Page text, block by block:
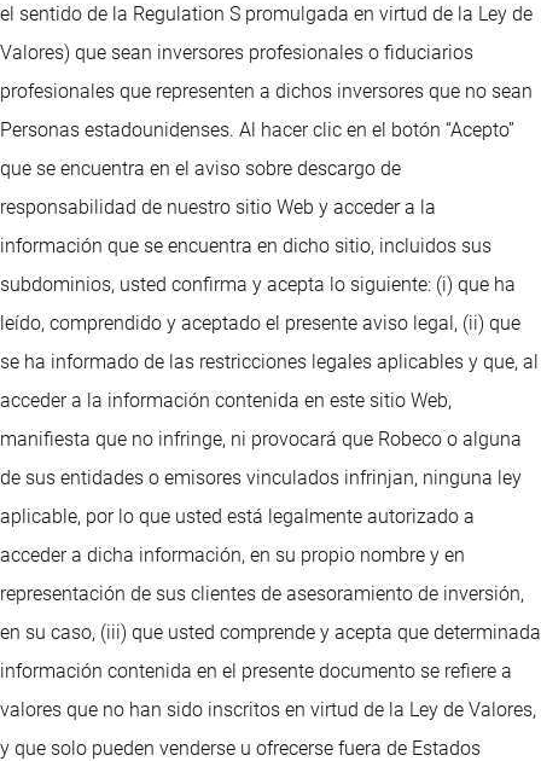
el sentido de la Regulation S promulgada en virtud de la Ley de
Valores) que sean inversores profesionales o fiduciarios
profesionales que representen a dichos inversores que no sean
Personas estadounidenses. Al hacer clic en el botón “Acepto”
que se encuentra en el aviso sobre descargo de
responsabilidad de nuestro sitio Web y acceder a la
información que se encuentra en dicho sitio, incluidos sus
subdominios, usted confirma y acepta lo siguiente: (i) que ha
leído, comprendido y aceptado el presente aviso legal, (ii) que
se ha informado de las restricciones legales aplicables y que, al
acceder a la información contenida en este sitio Web,
manifiesta que no infringe, ni provocará que Robeco o alguna
de sus entidades o emisores vinculados infrinjan, ninguna ley
aplicable, por lo que usted está legalmente autorizado a
acceder a dicha información, en su propio nombre y en
representación de sus clientes de asesoramiento de inversión,
en su caso, (iii) que usted comprende y acepta que determinada
información contenida en el presente documento se refiere a
valores que no han sido inscritos en virtud de la Ley de Valores,
y que solo pueden venderse u ofrecerse fuera de Estados